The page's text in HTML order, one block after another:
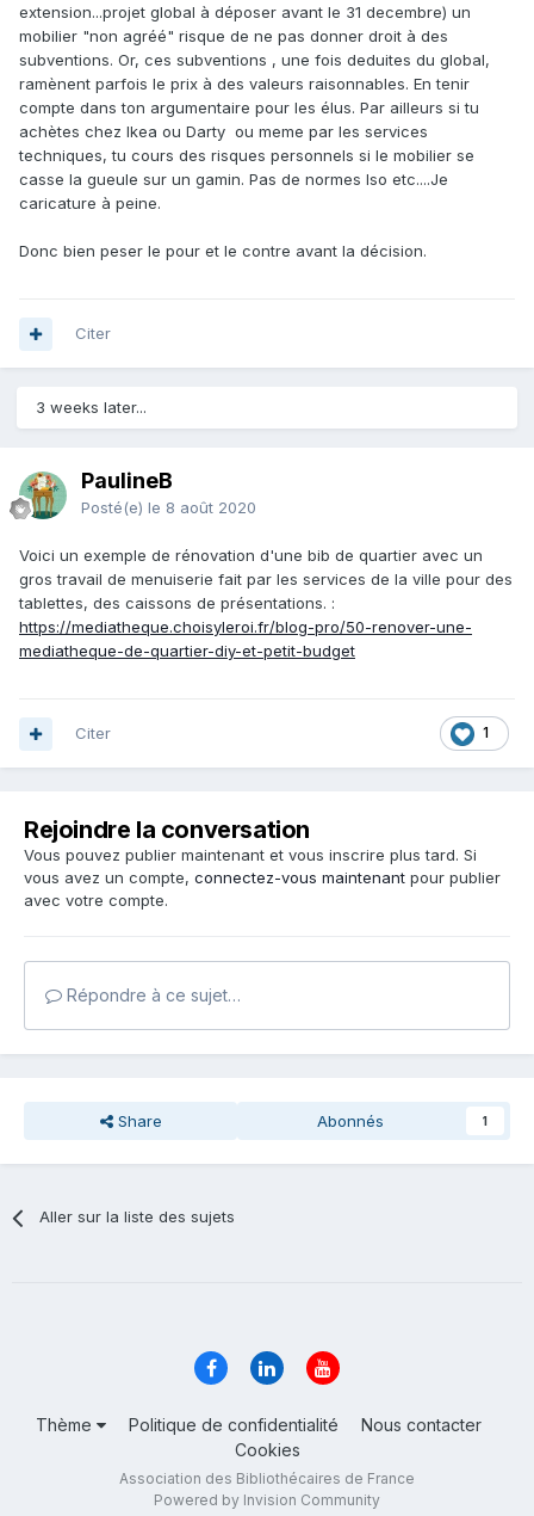
extension...projet global à déposer avant le 31 decembre) un
mobilier "non agréé" risque de ne pas donner droit à des
subventions. Or, ces subventions , une fois deduites du global,
ramènent parfois le prix à des valeurs raisonnables. En tenir
compte dans ton argumentaire pour les élus. Par ailleurs si tu
achètes chez Ikea ou Darty ou meme par les services
techniques, tu cours des risques personnels si le mobilier se
casse la gueule sur un gamin. Pas de normes Iso etc....Je
caricature à peine.
Donc bien peser le pour et le contre avant la décision.
Citer
3 weeks later...
PaulineB
Posté(e) le 8 août 2020
Voici un exemple de rénovation d'une bib de quartier avec un
gros travail de menuiserie fait par les services de la ville pour des
tablettes, des caissons de présentations. :
https://mediatheque.choisyleroi.fr/blog-pro/50-renover-une-
mediatheque-de-quartier-diy-et-petit-budget
1
Citer
Rejoindre la conversation
Vous pouvez publier maintenant et vous inscrire plus tard. Si
vous avez un compte, connectez-vous maintenant pour publier
avec votre compte.
Répondre à ce sujet…
Share Abonnés 1
Aller sur la liste des sujets
Thème Politique de confidentialité
Nous contacter
Cookies
Association des Bibliothécaires de France
Powered by Invision Community